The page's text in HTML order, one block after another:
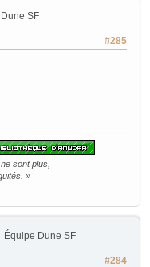
SF
#285
sont plus,
»
Équipe Dune SF
#284